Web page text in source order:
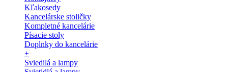
Kľakosedy
Kancelárske stoličky
Kompletné kancelárie
Písacie stoly
Doplnky do kancelárie
+
Sviedilá a lampy